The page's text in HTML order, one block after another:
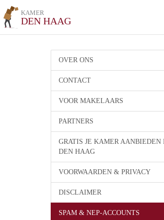
KAMER
DEN HAAG
OVER ONS
CONTACT
VOOR MAKELAARS
PARTNERS
GRATIS JE KAMER AANBIEDEN
DEN HAAG
VOORWAARDEN & PRIVACY
DISCLAIMER
SPAM & NEP-ACCOUNTS